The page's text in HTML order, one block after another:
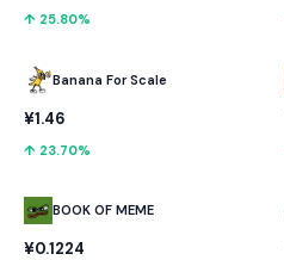
↑ 25.80%
Banana For Scale
¥1.46
↑ 23.70%
BOOK OF MEME
¥0.1224